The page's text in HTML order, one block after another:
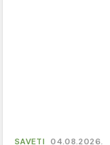
SAVETI 04.08.2026.